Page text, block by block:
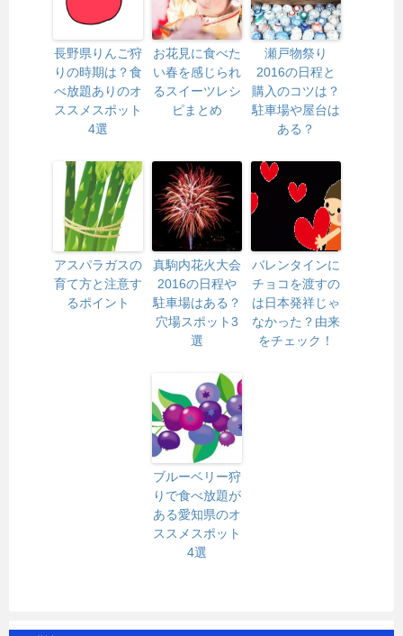
長野県りんご狩
りの時期は？食
べ放題ありのオ
ススメスポット
4選
お花見に食べた
い春を感じられ
るスイーツレシ
ピまとめ
瀬戸物祭り
2016の日程と
購入のコツは？
駐車場や屋台は
ある？
アスパラガスの
育て方と注意す
るポイント
真駒内花火大会
2016の日程や
駐車場はある？
穴場スポット3
選
バレンタインに
チョコを渡すの
は日本発祥じゃ
なかった？由来
をチェック！
ブルーベリー狩
りで食べ放題が
ある愛知県のオ
ススメスポット
4選